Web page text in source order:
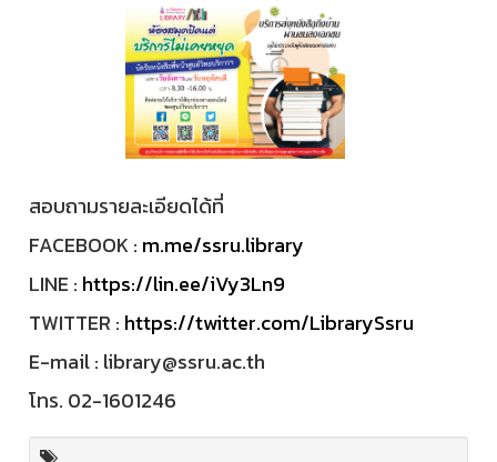
สอบถามรายละเอียดได้ที่
FACEBOOK : m.me/ssru.library
LINE : https://lin.ee/iVy3Ln9
TWITTER : https://twitter.com/LibrarySsru
E-mail : library@ssru.ac.th
โทร. 02-1601246